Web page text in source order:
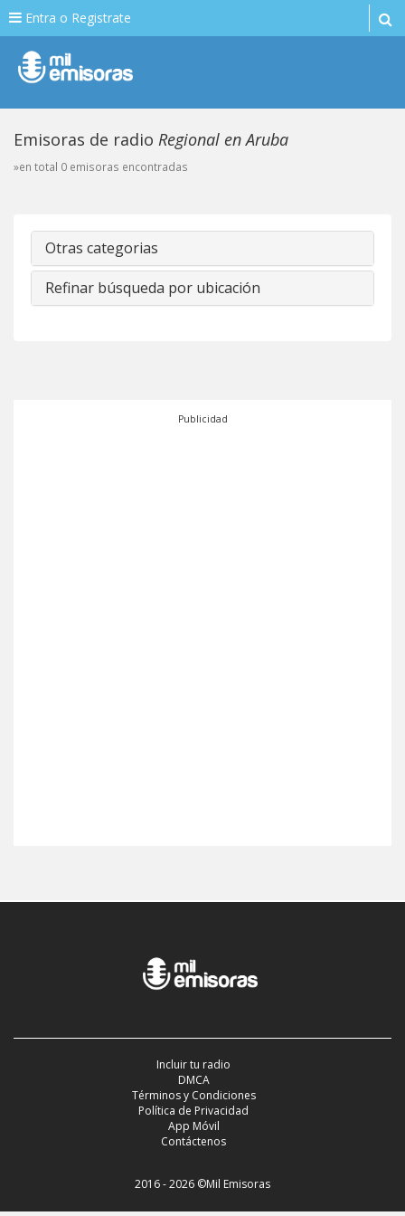
Entra o Registrate
Emisoras de radio Regional en Aruba
»en total 0 emisoras encontradas
Otras categorias
Refinar búsqueda por ubicación
Publicidad
Incluir tu radio
DMCA
Términos y Condiciones
Política de Privacidad
App Móvil
Contáctenos
2016 - 2026 ©Mil Emisoras